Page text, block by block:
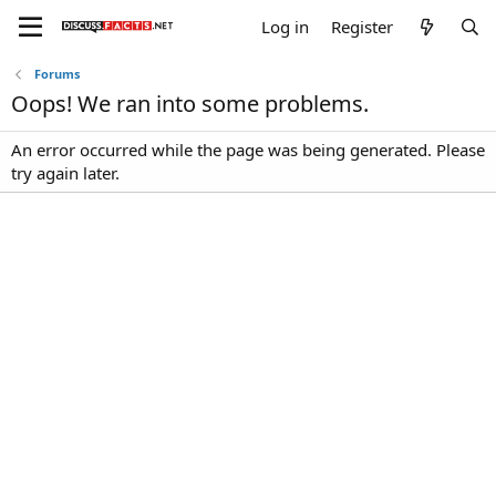
Log in Register
Forums
Oops! We ran into some problems.
An error occurred while the page was being generated. Please
try again later.